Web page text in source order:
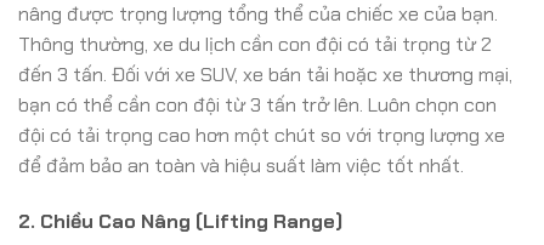
nâng được trọng lượng tổng thể của chiếc xe của bạn.
Thông thường, xe du lịch cần con đội có tải trọng từ 2
đến 3 tấn. Đối với xe SUV, xe bán tải hoặc xe thương mại,
bạn có thể cần con đội từ 3 tấn trở lên. Luôn chọn con
đội có tải trọng cao hơn một chút so với trọng lượng xe
để đảm bảo an toàn và hiệu suất làm việc tốt nhất.
2. Chiều Cao Nâng (Lifting Range)